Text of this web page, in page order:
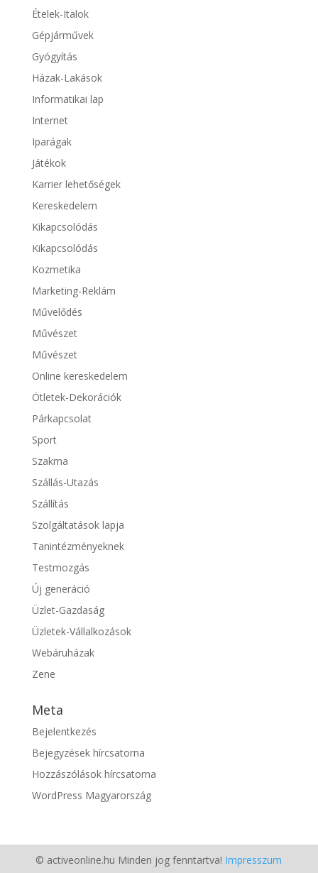
Ételek-Italok
Gépjárművek
Gyógyítás
Házak-Lakások
Informatikai lap
Internet
Iparágak
Játékok
Karrier lehetőségek
Kereskedelem
Kikapcsolódás
Kikapcsolódás
Kozmetika
Marketing-Reklám
Művelődés
Művészet
Művészet
Online kereskedelem
Ötletek-Dekorációk
Párkapcsolat
Sport
Szakma
Szállás-Utazás
Szállítás
Szolgáltatások lapja
Tanintézményeknek
Testmozgás
Új generáció
Üzlet-Gazdaság
Üzletek-Vállalkozások
Webáruházak
Zene
Meta
Bejelentkezés
Bejegyzések hírcsatorna
Hozzászólások hírcsatorna
WordPress Magyarország
© activeonline.hu Minden jog fenntartva! Impresszum